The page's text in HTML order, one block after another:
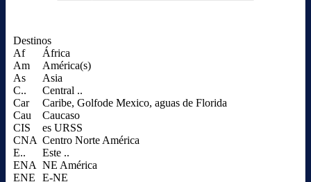
Destinos
Af
África
Am
América(s)
As
Asia
C..
Central ..
Car
Caribe, Golfode Mexico, aguas de Florida
Cau
Caucaso
CIS
es URSS
CNA Centro Norte América
E..
Este ..
ENA NE América
ENE
E-NE